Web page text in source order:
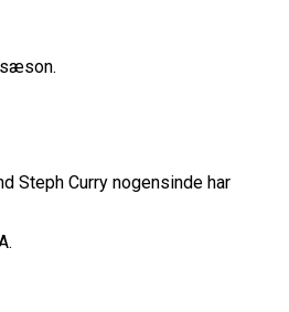
Steph Curry nogensinde har